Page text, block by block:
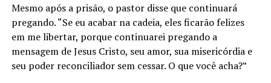
Mesmo após a prisão, o pastor disse que continuará
pregando. “Se eu acabar na cadeia, eles ficarão felizes
em me libertar, porque continuarei pregando a
mensagem de Jesus Cristo, seu amor, sua misericórdia e
seu poder reconciliador sem cessar. O que você acha?”